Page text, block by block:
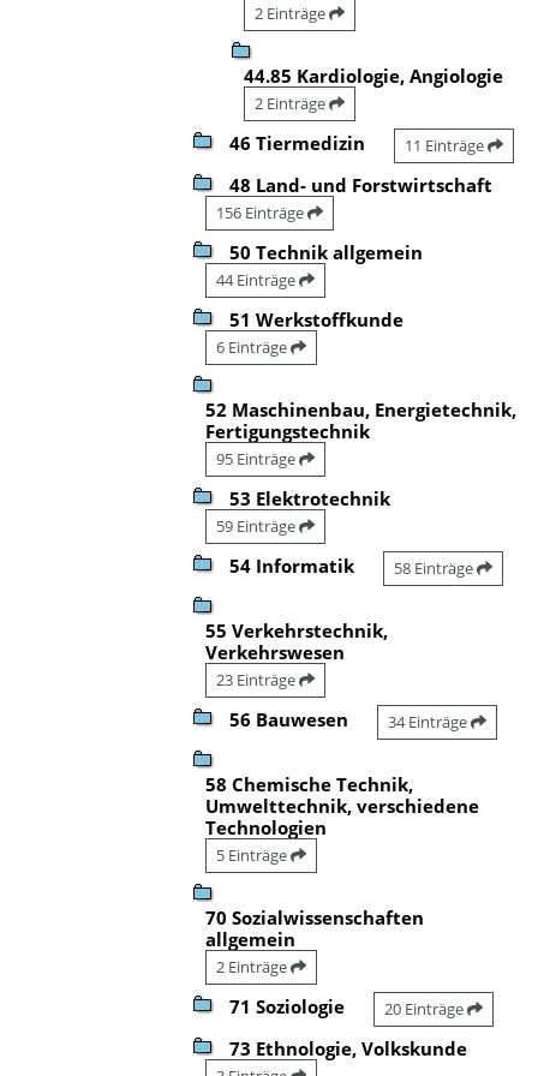
2 Einträge
44.85 Kardiologie, Angiologie
2 Einträge
46 Tiermedizin 11 Einträge
48 Land- und Forstwirtschaft
156 Einträge
50 Technik allgemein
44 Einträge
51 Werkstoffkunde
6 Einträge
52 Maschinenbau, Energietechnik,
Fertigungstechnik
95 Einträge
53 Elektrotechnik
59 Einträge
54 Informatik 58 Einträge
55 Verkehrstechnik,
Verkehrswesen
23 Einträge
56 Bauwesen 34 Einträge
58 Chemische Technik,
Umwelttechnik, verschiedene
Technologien
5 Einträge
70 Sozialwissenschaften
allgemein
2 Einträge
71 Soziologie 20 Einträge
73 Ethnologie, Volkskunde